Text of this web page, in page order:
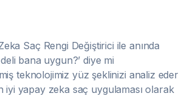
Saç Rengi Değiştirici ile anında
bana uygun?’ diye mi
teknolojimiz yüz şeklinizi analiz eder
iyi yapay zeka saç uygulaması olarak